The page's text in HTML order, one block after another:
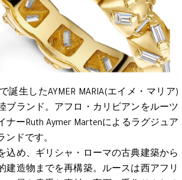
誕生したAYMER MARIA(エイメ・マリア)
ブランド。アフロ・カリビアンをルーツ
ナーRuth Aymer Martenによるラグジュア
ンドです。
込め、ギリシャ・ローマの古典建築から
建造物までを再構築。ルースは西アフリ